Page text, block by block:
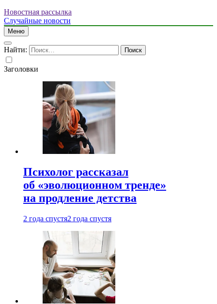
Новостная рассылка
Случайные новости
Меню
Найти:
Заголовки
Психолог рассказал
об «эволюционном тренде»
на продление детства
2 года спустя2 года спустя